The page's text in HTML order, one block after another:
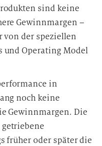
sind keine
Gewinnmargen –
der speziellen
und Operating Model
in
noch keine
Gewinnmargen. Die
früher oder später die